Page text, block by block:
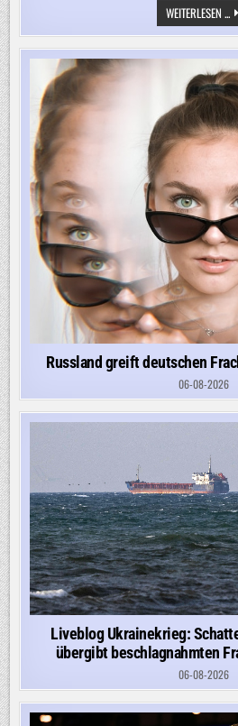
WEITERLESEN ...
–
Russland greift deutschen
06-08-2026
Liveblog Ukrainekrieg:
übergibt beschlagnahmten
06-08-2026